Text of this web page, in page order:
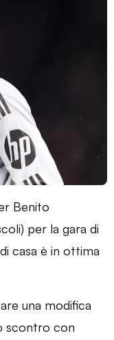
Benito
per la gara di
casa è in ottima
una modifica
scontro con